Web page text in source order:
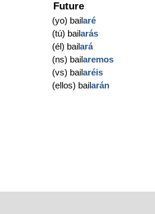
Future
(yo) bailaré
(tú) bailarás
(él) bailará
(ns) bailaremos
(vs) bailaréis
(ellos) bailarán